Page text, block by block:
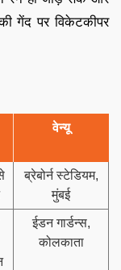
गेंद पर विकेटकीपर
वेन्यू
ब्रेबोर्न स्टेडियम,
मुंबई
ईडन गार्डन्स,
कोलकाता